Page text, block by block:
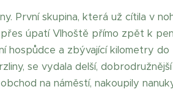
První skupina, která už cítila v
úpatí Vlhoště přímo zpět k
hospůdce a zbývající kilometry
se vydala delší,
na náměstí, nakoupily